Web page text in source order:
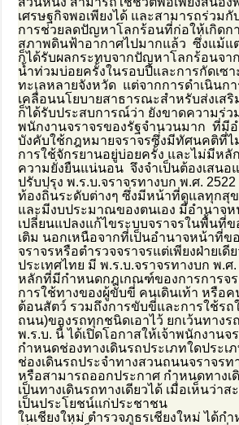
เศรษฐกิจพอเพียงได้ และสามารถร่วม
การช่วยลดปัญหาโลกร้อนที่ก่อให้เกิดก
สภาพดินฟ้าอากาศไปมากแล้ว ซึ่งแม้แต่
ก็ได้รับผลกระทบจากปัญหาโลกร้อนจา
น้ำท่วมบ่อยครั้งในรอบปีและการกัดเซ
ทะเลหลายจังหวัด แต่จากการดำเนินก
เคลื่อนนโยบายสาธารณะสำหรับส่งเส
ก็ได้รับประสบการณ์ว่า ยังขาดความร่
พนักงานจราจรของรัฐจำนวนมาก ที่มี
บังคับใช้กฎหมายจราจรซึ่งมีทัศนคติที่ไ
การใช้จักรยานอยู่บ่อยครั้ง และไม่มีหลั
ความยั่งยืนแน่นอน จึงจำเป็นต้องเสนอ
ปรับปรุง พ.ร.บ.จราจรทางบก พ.ศ.
ท้องถิ่นระดับต่างๆ ซึ่งมีหน้าที่ดูแลทุกสุ
และมีงบประมาณของตนเอง มีอำนาจห
เปลี่ยนแปลงแก้ไขระบบจราจรในพื้นที่ข
เติม นอกเหนือจากที่เป็นอำนาจหน้าที่ข
จราจรหรือตำรวจจราจรแต่เพียงฝ่ายเดีย
ประเทศไทย มี พ.ร.บ.จราจรทางบก พ.ศ
หลักที่มีกำหนดกฎเกณฑ์ของการการจร
การใช้ทางของผู้ขับขี่ คนเดินเท้า หรือ
ต้อนสัตว์ รวมถึงการขับขี่และการใช้รถ
ถนน)ของรถทุกชนิดเอาไว้ ยกเว้นทางร
พ.ร.บ. นี้ ได้เปิดโอกาสให้เจ้าพนักงาน
กำหนดช่องทางเดินรถประเภทใดประเ
ช่องเดินรถประจำทางสวนถนนจราจรท
หรือสามารถออกประกาศ กำหนดทางเ
เป็นทางเดินรถทางเดียวได้ เมื่อเห็นว่า
เป็นประโยชน์แก่ประชาชน
ในเชียงใหม่ ตำรวจภูธรเชียงใหม่ ได้ก